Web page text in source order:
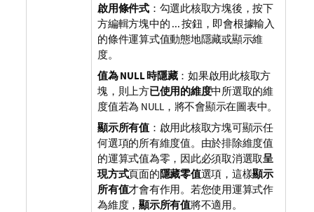
啟用條件式：勾選此核取方塊後，按下
方編輯方塊中的 ... 按鈕，即會根據輸入
的條件運算式值動態地隱藏或顯示維
度。
值為 NULL 時隱藏：如果啟用此核取方
塊，則上方已使用的維度中所選取的維
度值若為 NULL，將不會顯示在圖表中。
顯示所有值：啟用此核取方塊可顯示任
何選項的所有維度值。由於排除維度值
的運算式值為零，因此必須取消選取呈
現方式頁面的隱藏零值選項，這樣顯示
所有值才會有作用。若您使用運算式作
為維度， 顯示所有值將不適用。